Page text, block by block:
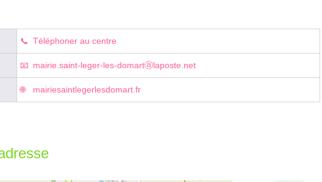
Téléphoner au centre
mairie.saint-leger-les-domartⓐlaposte.net
mairiesaintlegerlesdomart.fr